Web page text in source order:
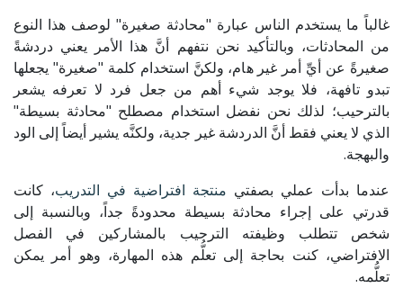
غالباً ما يستخدم الناس عبارة "محادثة صغيرة" لوصف هذا النوع
من المحادثات، وبالتأكيد نحن نتفهم أنَّ هذا الأمر يعني دردشةً
صغيرةً عن أيِّ أمر غير هام، ولكنَّ استخدام كلمة "صغيرة" يجعلها
تبدو تافهة، فلا يوجد شيء أهم من جعل فرد لا تعرفه يشعر
بالترحيب؛ لذلك نحن نفضل استخدام مصطلح "محادثة بسيطة"
الذي لا يعني فقط أنَّ الدردشة غير جدية، ولكنَّه يشير أيضاً إلى الود
والبهجة.
عندما بدأت عملي بصفتي منتجة افتراضية في التدريب، كانت
قدرتي على إجراء محادثة بسيطة محدودةً جداً، وبالنسبة إلى
شخص تتطلب وظيفته الترحيب بالمشاركين في الفصل
الافتراضي، كنت بحاجة إلى تعلُّم هذه المهارة، وهو أمر يمكن
تعلُّمه.